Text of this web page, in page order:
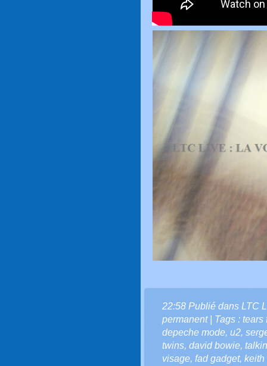
22:58 Publié dans LTC
permanent| Tags : tears
depeche mode, u2,
twins, david bowie,
visage, fad gadget, keith